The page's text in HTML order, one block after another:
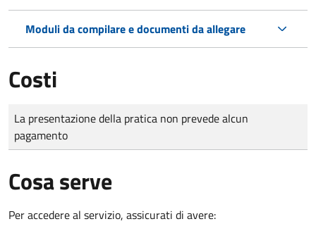
Moduli da compilare e documenti da allegare
Costi
Tipo di pagamento
Importo
La presentazione della pratica non prevede alcun
pagamento
Cosa serve
Per accedere al servizio, assicurati di avere: